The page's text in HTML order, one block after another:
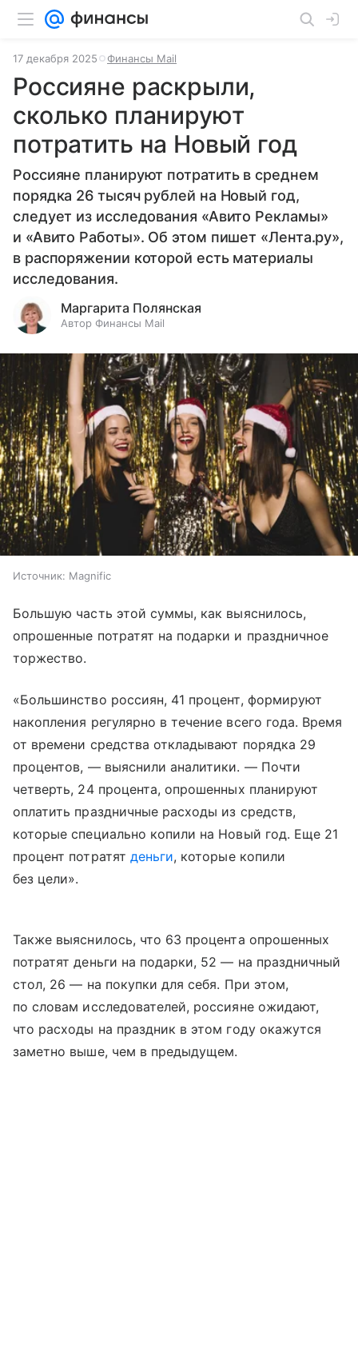
17 декабря 2025 Финансы Mail
Россияне раскрыли,
сколько планируют
потратить на Новый год
Россияне планируют потратить в среднем
порядка 26 тысяч рублей на Новый год,
следует из исследования «Авито Рекламы»
и «Авито Работы». Об этом пишет «Лента.ру»,
в распоряжении которой есть материалы
исследования.
Маргарита Полянская
Автор Финансы Mail
Источник: Magnific
Большую часть этой суммы, как выяснилось,
опрошенные потратят на подарки и праздничное
торжество.
«Большинство россиян, 41 процент, формируют
накопления регулярно в течение всего года. Время
от времени средства откладывают порядка 29
процентов, — выяснили аналитики. — Почти
четверть, 24 процента, опрошенных планируют
оплатить праздничные расходы из средств,
которые специально копили на Новый год. Еще 21
процент потратят деньги, которые копили
без цели».
Также выяснилось, что 63 процента опрошенных
потратят деньги на подарки, 52 — на праздничный
стол, 26 — на покупки для себя. При этом,
по словам исследователей, россияне ожидают,
что расходы на праздник в этом году окажутся
заметно выше, чем в предыдущем.